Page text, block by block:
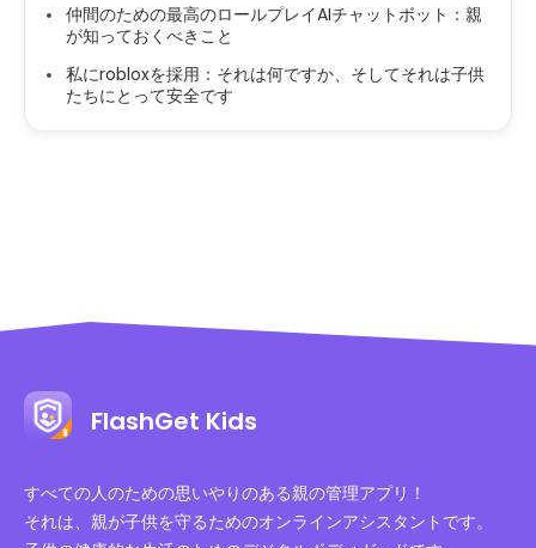
仲間のための最高のロールプレイAIチャットボット：親
が知っておくべきこと
私にrobloxを採用：それは何ですか、そしてそれは子供
たちにとって安全です
FlashGet Kids
すべての人のための思いやりのある親の管理アプリ！
それは、親が子供を守るためのオンラインアシスタントです。